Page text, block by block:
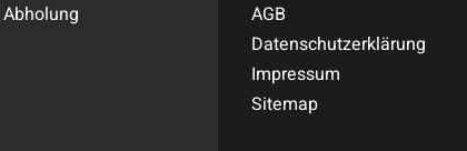
AGB
Datenschutzerklärung
Impressum
Sitemap